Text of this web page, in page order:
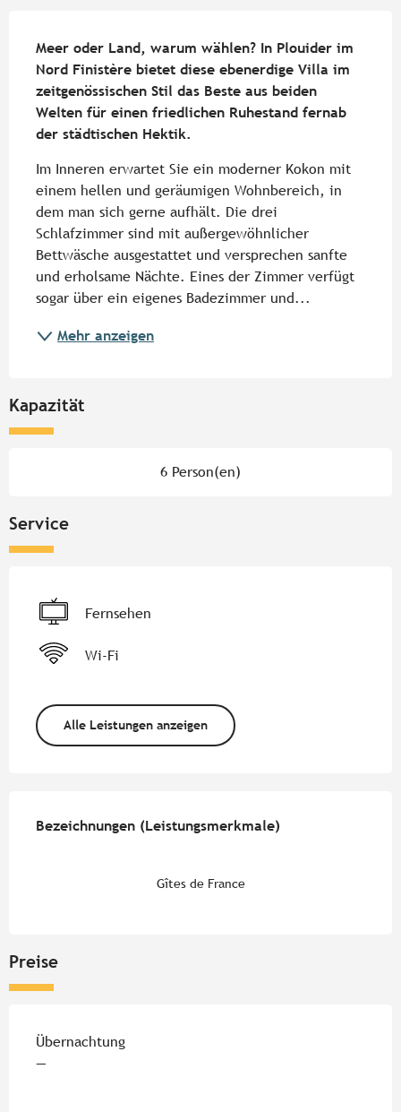
Meer oder Land, warum wählen? In Plouider im
Nord Finistère bietet diese ebenerdige Villa im
zeitgenössischen Stil das Beste aus beiden
Welten für einen friedlichen Ruhestand fernab
der städtischen Hektik.
Im Inneren erwartet Sie ein moderner Kokon mit
einem hellen und geräumigen Wohnbereich, in
dem man sich gerne aufhält. Die drei
Schlafzimmer sind mit außergewöhnlicher
Bettwäsche ausgestattet und versprechen sanfte
und erholsame Nächte. Eines der Zimmer verfügt
sogar über ein eigenes Badezimmer und...
Mehr anzeigen
Kapazität
6 Person(en)
Service
Fernsehen
Wi-Fi
Alle Leistungen anzeigen
Bezeichnungen (Leistungsmerkmale)
Bezeichnungen (Leistungsmerkmale)
Gîtes de France
Preise
Preise 2026
Übernachtung
—